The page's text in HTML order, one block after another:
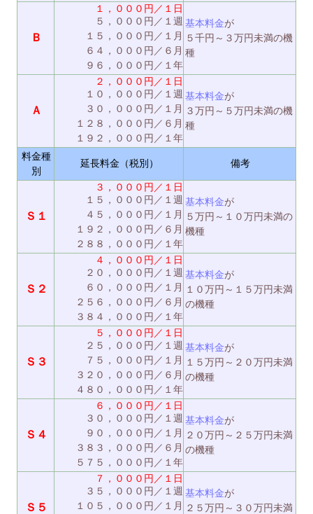
Ｂ
１，０００円／１日
５，０００円／１週
１５，０００円／１月
６４，０００円／６月
９６，０００円／１年
基本料金が
５千円～３万円未満の機
種
Ａ
２，０００円／１日
１０，０００円／１週
３０，０００円／１月
１２８，０００円／６月
１９２，０００円／１年
基本料金が
３万円～５万円未満の機
種
料金種
別
延長料金（税別） 備考
Ｓ１
３，０００円／１日
１５，０００円／１週
４５，０００円／１月
１９２，０００円／６月
２８８，０００円／１年
基本料金が
５万円～１０万円未満の
機種
Ｓ２
４，０００円／１日
２０，０００円／１週
６０，０００円／１月
２５６，０００円／６月
３８４，０００円／１年
基本料金が
１０万円～１５万円未満
の機種
Ｓ３
５，０００円／１日
２５，０００円／１週
７５，０００円／１月
３２０，０００円／６月
４８０，０００円／１年
基本料金が
１５万円～２０万円未満
の機種
Ｓ４
６，０００円／１日
３０，０００円／１週
９０，０００円／１月
３８３，０００円／６月
５７５，０００円／１年
基本料金が
２０万円～２５万円未満
の機種
Ｓ５
７，０００円／１日
３５，０００円／１週
１０５，０００円／１月
基本料金が
２５万円～３０万円未満